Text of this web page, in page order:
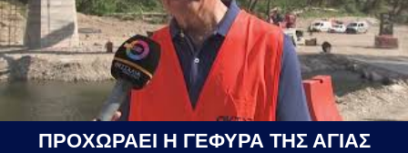
ΠΡΟΧΩΡΑΕΙ Η ΓΕΦΥΡΑ ΤΗΣ ΑΓΙΑΣ